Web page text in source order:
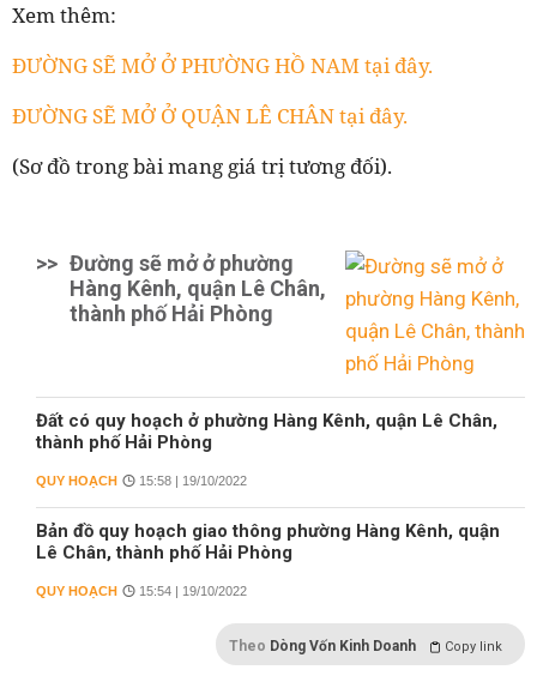
Xem thêm:
ĐƯỜNG SẼ MỞ Ở PHƯỜNG HỒ NAM tại đây.
ĐƯỜNG SẼ MỞ Ở QUẬN LÊ CHÂN tại đây.
(Sơ đồ trong bài mang giá trị tương đối).
>> Đường sẽ mở ở phường
Hàng Kênh, quận Lê Chân,
thành phố Hải Phòng
Đất có quy hoạch ở phường Hàng Kênh, quận Lê Chân,
thành phố Hải Phòng
QUY HOẠCH 15:58 | 19/10/2022
Bản đồ quy hoạch giao thông phường Hàng Kênh, quận
Lê Chân, thành phố Hải Phòng
QUY HOẠCH 15:54 | 19/10/2022
Theo Dòng Vốn Kinh Doanh Copy link